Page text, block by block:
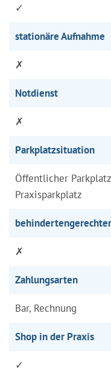
✓
stationäre Aufnahme
✗
Notdienst
✗
Parkplatzsituation
Öffentlicher
Praxisparkplatz
✗
Zahlungsarten
Bar, Rechnung
Shop in der Praxis
✓